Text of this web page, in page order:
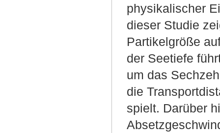
physikalischer
dieser Studie
Partikelgröße
der Seetiefe
um das
die
spielt. Darüber